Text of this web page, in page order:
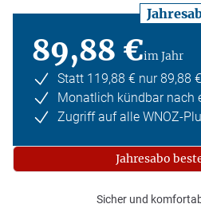
89,88 €im Jahr
Statt 119,88 € nur 89,88 €
Monatlich kündbar nach
Zugriff auf alle WNOZ-
Jahresabo
Sicher und